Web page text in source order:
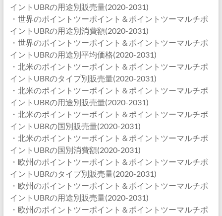
イントUBRの用途別販売量(2020-2031)
・世界のポイントツーポイント＆ポイントツーマルチポ
イントUBRの用途別消費額(2020-2031)
・世界のポイントツーポイント＆ポイントツーマルチポ
イントUBRの用途別平均価格(2020-2031)
・北米のポイントツーポイント＆ポイントツーマルチポ
イントUBRのタイプ別販売量(2020-2031)
・北米のポイントツーポイント＆ポイントツーマルチポ
イントUBRの用途別販売量(2020-2031)
・北米のポイントツーポイント＆ポイントツーマルチポ
イントUBRの国別販売量(2020-2031)
・北米のポイントツーポイント＆ポイントツーマルチポ
イントUBRの国別消費額(2020-2031)
・欧州のポイントツーポイント＆ポイントツーマルチポ
イントUBRのタイプ別販売量(2020-2031)
・欧州のポイントツーポイント＆ポイントツーマルチポ
イントUBRの用途別販売量(2020-2031)
・欧州のポイントツーポイント＆ポイントツーマルチポ